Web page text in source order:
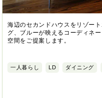
海辺のセカンドハウスをリゾー
グ、ブルーが映えるコーディネ
空間をご提案します。
一人暮らし LD ダイニング